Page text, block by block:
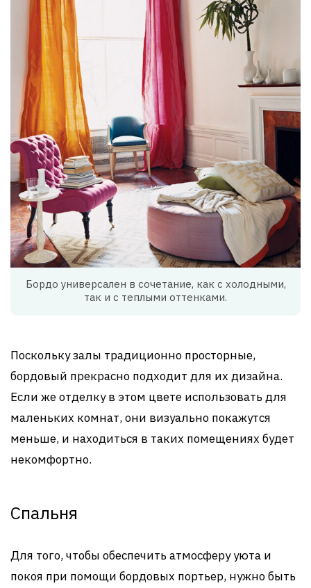
Бордо универсален в сочетание, как с холодными,
так и с теплыми оттенками.
Поскольку залы традиционно просторные,
бордовый прекрасно подходит для их дизайна.
Если же отделку в этом цвете использовать для
маленьких комнат, они визуально покажутся
меньше, и находиться в таких помещениях будет
некомфортно.
Спальня
Для того, чтобы обеспечить атмосферу уюта и
покоя при помощи бордовых портьер, нужно быть